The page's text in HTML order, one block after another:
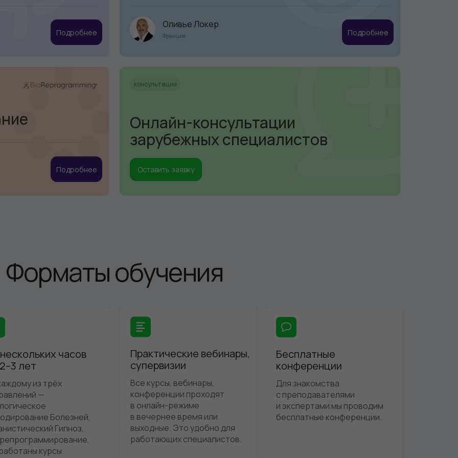
Подробнее Подробнее
Оливье Локер
Франция
Подробнее
Онлайн-консультации
зарубежных специалистов
Оставить заявку
консультации
Форматы обучения
часов
лет
из трёх
—
Болезней,
Гипноз,
курсы
Практические вебинары,
супервизии
Все курсы, вебинары,
конференции проходят
в онлайн-режиме
в вечернее время или
выходные. Это удобно для
работающих специалистов.
Бесплатные
конференции
Для знакомства
с преподавателями
и экспертами мы проводим
бесплатные конференции.